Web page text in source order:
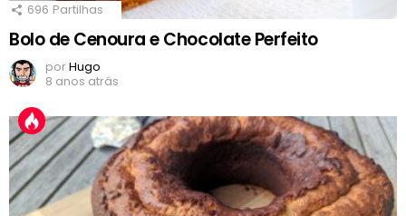
696 Partilhas
Bolo de Cenoura e Chocolate Perfeito
porHugo
8 anos atrás